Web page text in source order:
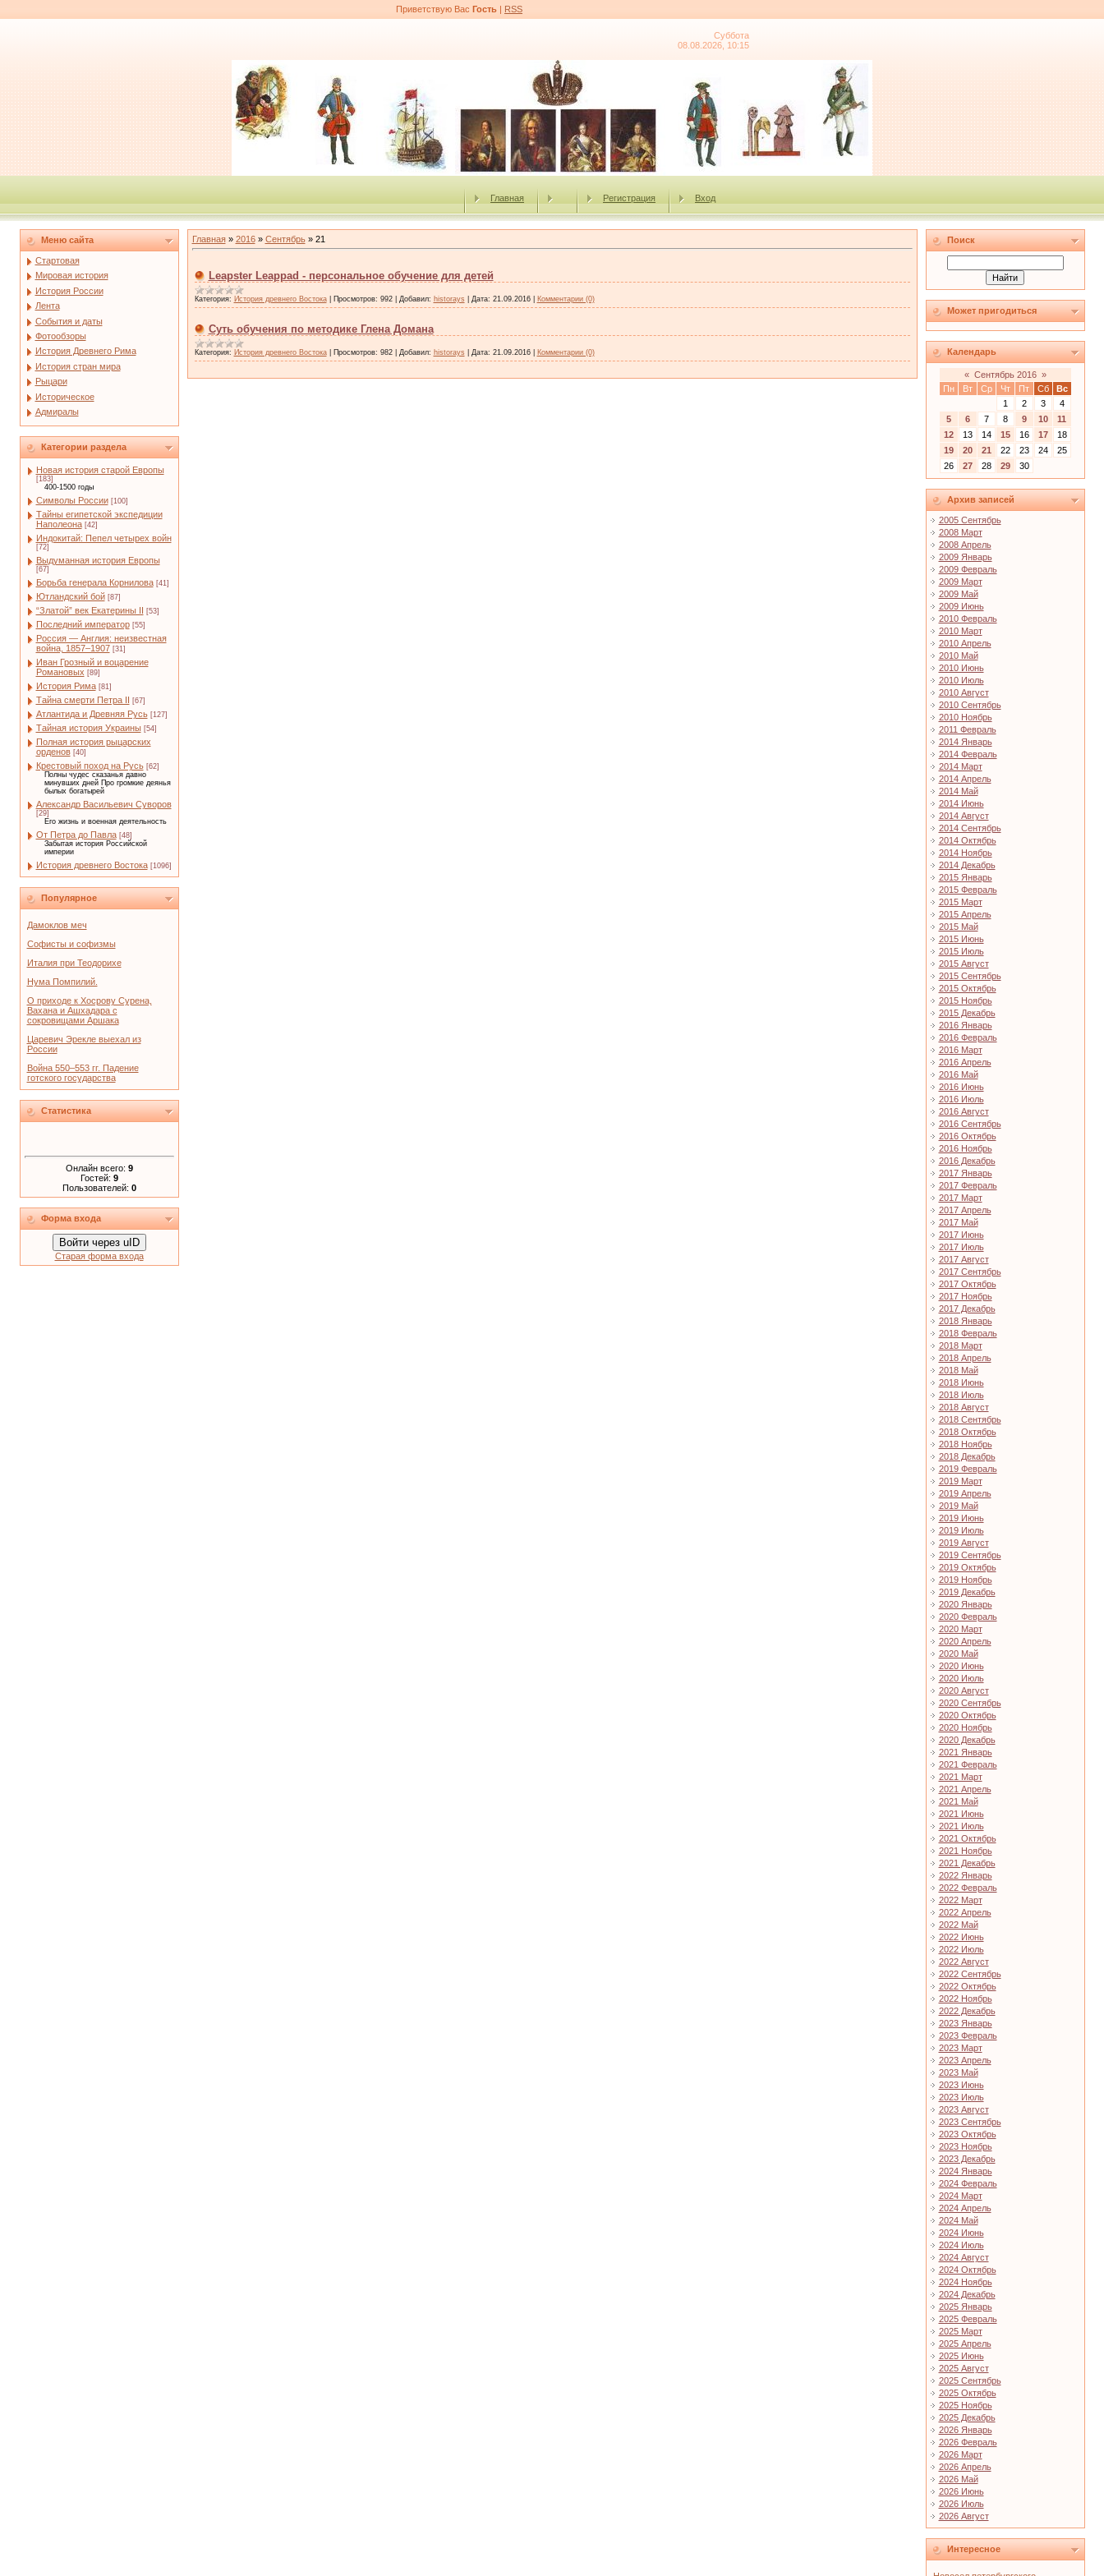
Приветствую Вас Гость | RSS
Суббота
08.08.2026, 10:15
Главная Регистрация Вход
Меню сайта
Стартовая
Мировая история
История России
Лента
События и даты
Фотообзоры
История Древнего Рима
История стран мира
Рыцари
Историческое
Адмиралы
Категории раздела
Новая история старой Европы
[183]
400-1500 годы
Символы России [100]
Тайны египетской экспедиции
Наполеона [42]
Индокитай: Пепел четырех войн
[72]
Выдуманная история Европы
[67]
Борьба генерала Корнилова [41]
Ютландский бой [87]
“Златой” век Екатерины II [53]
Последний император [55]
Россия — Англия: неизвестная
война, 1857–1907 [31]
Иван Грозный и воцарение
Романовых [89]
История Рима [81]
Тайна смерти Петра II [67]
Атлантида и Древняя Русь [127]
Тайная история Украины [54]
Полная история рыцарских
орденов [40]
Крестовый поход на Русь [62]
Полны чудес сказанья давно
минувших дней Про громкие деянья
былых богатырей
Александр Васильевич Суворов
[29]
Его жизнь и военная деятельность
От Петра до Павла [48]
Забытая история Российской
империи
История древнего Востока [1096]
Популярное
Дамоклов меч
Софисты и софизмы
Италия при Теодорихе
Нума Помпилий.
О приходе к Хосрову Сурена,
Вахана и Ашхадара с
сокровищами Аршака
Царевич Эрекле выехал из
России
Война 550–553 гг. Падение
готского государства
Статистика
Онлайн всего: 9
Гостей: 9
Пользователей: 0
Форма входа
Войти через uID
Старая форма входа
Главная» 2016 » Сентябрь » 21
Leapster Leappad - персональное обучение для детей
Категория: История древнего Востока Просмотров: 992 Добавил: historays Дата: 21.09.2016 Комментарии (0)
Суть обучения по методике Глена Домана
Категория: История древнего Востока Просмотров: 982 Добавил: historays Дата: 21.09.2016 Комментарии (0)
Поиск
Может пригодиться
Календарь
« Сентябрь 2016 »
Пн
Вт Ср Чт Пт Сб
Вс
1
2 3
4
5
6 7 8 9 10
11
12
13 14 15 16 17
18
19
20 21 22 23 24
25
26
27 28 29 30
Архив записей
2005 Сентябрь
2008 Март
2008 Апрель
2009 Январь
2009 Февраль
2009 Март
2009 Май
2009 Июнь
2010 Февраль
2010 Март
2010 Апрель
2010 Май
2010 Июнь
2010 Июль
2010 Август
2010 Сентябрь
2010 Ноябрь
2011 Февраль
2014 Январь
2014 Февраль
2014 Март
2014 Апрель
2014 Май
2014 Июнь
2014 Август
2014 Сентябрь
2014 Октябрь
2014 Ноябрь
2014 Декабрь
2015 Январь
2015 Февраль
2015 Март
2015 Апрель
2015 Май
2015 Июнь
2015 Июль
2015 Август
2015 Сентябрь
2015 Октябрь
2015 Ноябрь
2015 Декабрь
2016 Январь
2016 Февраль
2016 Март
2016 Апрель
2016 Май
2016 Июнь
2016 Июль
2016 Август
2016 Сентябрь
2016 Октябрь
2016 Ноябрь
2016 Декабрь
2017 Январь
2017 Февраль
2017 Март
2017 Апрель
2017 Май
2017 Июнь
2017 Июль
2017 Август
2017 Сентябрь
2017 Октябрь
2017 Ноябрь
2017 Декабрь
2018 Январь
2018 Февраль
2018 Март
2018 Апрель
2018 Май
2018 Июнь
2018 Июль
2018 Август
2018 Сентябрь
2018 Октябрь
2018 Ноябрь
2018 Декабрь
2019 Февраль
2019 Март
2019 Апрель
2019 Май
2019 Июнь
2019 Июль
2019 Август
2019 Сентябрь
2019 Октябрь
2019 Ноябрь
2019 Декабрь
2020 Январь
2020 Февраль
2020 Март
2020 Апрель
2020 Май
2020 Июнь
2020 Июль
2020 Август
2020 Сентябрь
2020 Октябрь
2020 Ноябрь
2020 Декабрь
2021 Январь
2021 Февраль
2021 Март
2021 Апрель
2021 Май
2021 Июнь
2021 Июль
2021 Октябрь
2021 Ноябрь
2021 Декабрь
2022 Январь
2022 Февраль
2022 Март
2022 Апрель
2022 Май
2022 Июнь
2022 Июль
2022 Август
2022 Сентябрь
2022 Октябрь
2022 Ноябрь
2022 Декабрь
2023 Январь
2023 Февраль
2023 Март
2023 Апрель
2023 Май
2023 Июнь
2023 Июль
2023 Август
2023 Сентябрь
2023 Октябрь
2023 Ноябрь
2023 Декабрь
2024 Январь
2024 Февраль
2024 Март
2024 Апрель
2024 Май
2024 Июнь
2024 Июль
2024 Август
2024 Октябрь
2024 Ноябрь
2024 Декабрь
2025 Январь
2025 Февраль
2025 Март
2025 Апрель
2025 Июнь
2025 Август
2025 Сентябрь
2025 Октябрь
2025 Ноябрь
2025 Декабрь
2026 Январь
2026 Февраль
2026 Март
2026 Апрель
2026 Май
2026 Июнь
2026 Июль
2026 Август
Интересное